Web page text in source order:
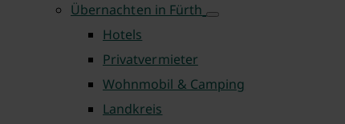
Übernachten in Fürth
Hotels
Privatvermieter
Wohnmobil & Camping
Landkreis